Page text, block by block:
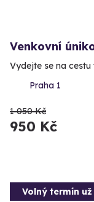
Venkovní
Vydejte se na
Praha 1
1 050 Kč
950 Kč
Volný termín